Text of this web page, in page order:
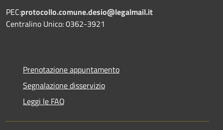
PEC:protocollo.comune.desio@legalmail.it
Centralino Unico: 0362-3921
Prenotazione appuntamento
Segnalazione disservizio
Leggi le FAQ